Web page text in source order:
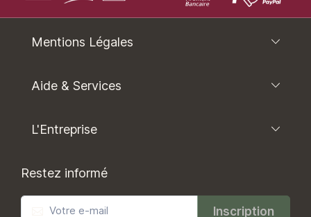
Mentions Légales
Aide & Services
L'Entreprise
Restez informé
Inscription